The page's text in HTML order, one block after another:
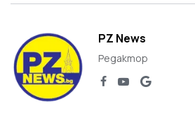
PZ News
Редактор